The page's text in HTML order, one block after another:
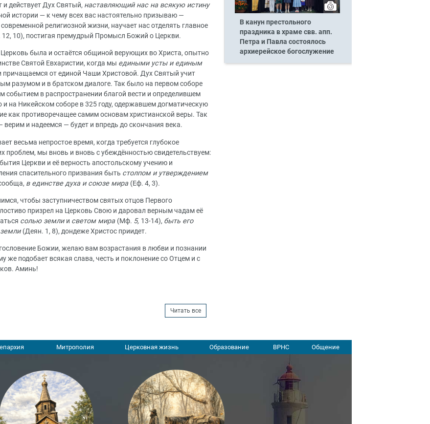
действует Дух Святый, наставляющий нас на всякую истину
истории — к чему всех вас настоятельно призываю —
религиозной жизни, научает нас отделять главное
12, 10), постигая премудрый Промысл Божий о Церкви.
была и остаётся общиной верующих во Христа, опытно
Святой Евхаристии, когда мы едиными усты и единым
причащаемся от единой Чаши Христовой. Дух Святый учит
разумом и в братском диалоге. Так было на первом соборе
в распространении благой вести и определившем
на Никейском соборе в 325 году, одержавшем догматическую
как противоречащее самим основам христианской веры. Так
и надеемся — будет и впредь до скончания века.
весьма непростое время, когда требуется глубокое
проблем, мы вновь и вновь с убеждённостью свидетельствуем:
Церкви и её верность апостольскому учению и
спасительного призвания быть столпом и утверждением
в единстве духа и союзе мира (Еф. 4, 3).
чтобы заступничеством святых отцов Первого
призрел на Церковь Свою и даровал верным чадам её
солью земли и светом мира (Мф. 5, 13-14), быть его
(Деян. 1, 8), дондеже Христос приидет.
Божии, желаю вам возрастания в любви и познании
же подобает всякая слава, честь и поклонение со Отцем и с
Аминь!
Читать все
В канун престольного
праздника в храме свв. апп.
Петра и Павла состоялось
архиерейское богослужение
Митрополия Церковная жизнь Образование ВРНС Общение